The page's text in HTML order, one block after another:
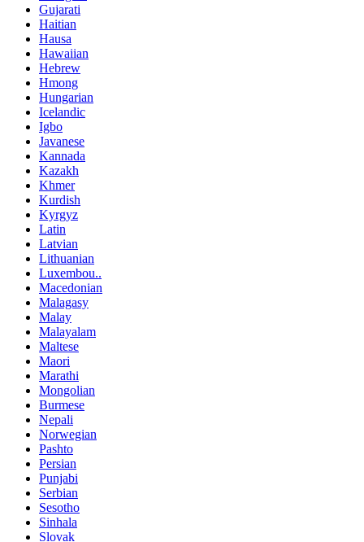
Gujarati
Haitian
Hausa
Hawaiian
Hebrew
Hmong
Hungarian
Icelandic
Igbo
Javanese
Kannada
Kazakh
Khmer
Kurdish
Kyrgyz
Latin
Latvian
Lithuanian
Luxembou..
Macedonian
Malagasy
Malay
Malayalam
Maltese
Maori
Marathi
Mongolian
Burmese
Nepali
Norwegian
Pashto
Persian
Punjabi
Serbian
Sesotho
Sinhala
Slovak